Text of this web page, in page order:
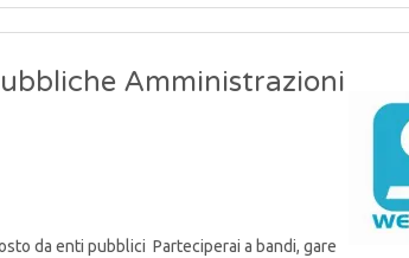
Amministrazioni
da enti pubblici Parteciperai a bandi, gare